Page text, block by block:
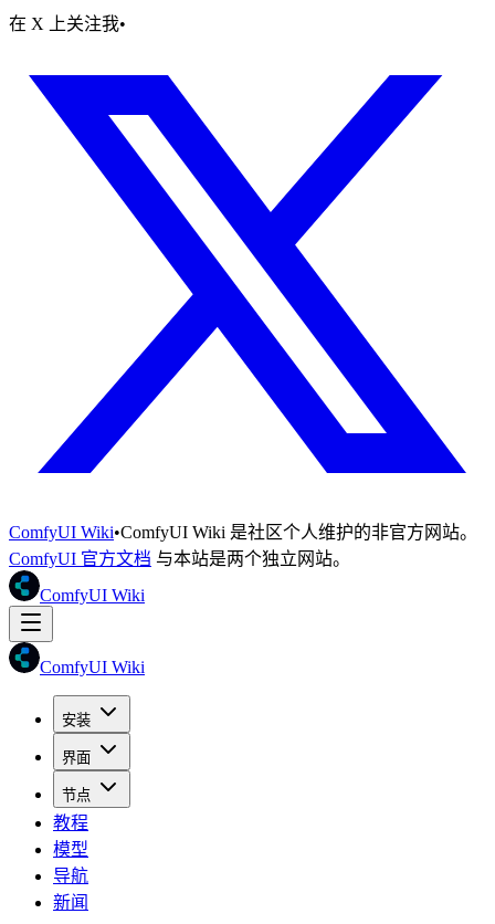
在 X 上关注我•
ComfyUI Wiki•ComfyUI Wiki 是社区个人维护的非官方网站。
ComfyUI 官方文档 与本站是两个独立网站。
ComfyUI Wiki
ComfyUI Wiki
安装
界面
节点
教程
模型
导航
新闻